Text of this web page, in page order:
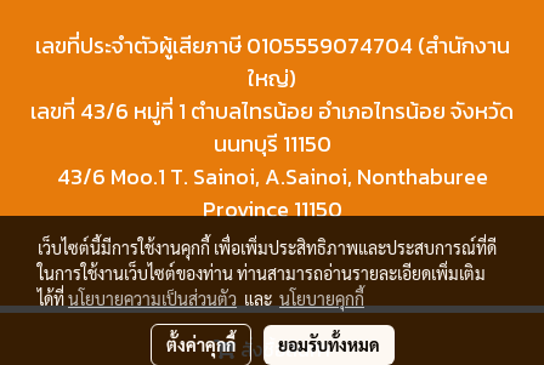
สั่งซื้อสินค้า
เลขที่ประจำตัวผู้เสียภาษี 0105559074704 (สำนักงาน
ใหญ่)
เลขที่ 43/6 หมู่ที่ 1 ตำบลไทรน้อย อำเภอไทรน้อย จังหวัด
นนทบุรี 11150
43/6 Moo.1 T. Sainoi, A.Sainoi, Nonthaburee
Province 11150
© Copyright 2019 All Rights Reserved. siamcranecontrol.com
เว็บไซต์นี้มีการใช้งานคุกกี้ เพื่อเพิ่มประสิทธิภาพและประสบการณ์ที่ดี
ในการใช้งานเว็บไซต์ของท่าน ท่านสามารถอ่านรายละเอียดเพิ่มเติม
ได้ที่นโยบายความเป็นส่วนตัว และ นโยบายคุกกี้
ตั้งค่าคุกกี้ ยอมรับทั้งหมด